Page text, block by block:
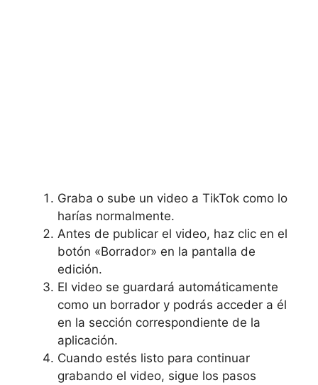
Graba o sube⁣ un video a TikTok como lo
harías normalmente.
Antes de publicar el video, haz clic en el
botón «Borrador» en la pantalla de
edición.
El​ video se guardará automáticamente
como un borrador y ‍podrás acceder a ‌él
en la sección⁣ correspondiente de la
aplicación.
Cuando⁢ estés listo ‌para continuar
grabando el video, sigue los pasos